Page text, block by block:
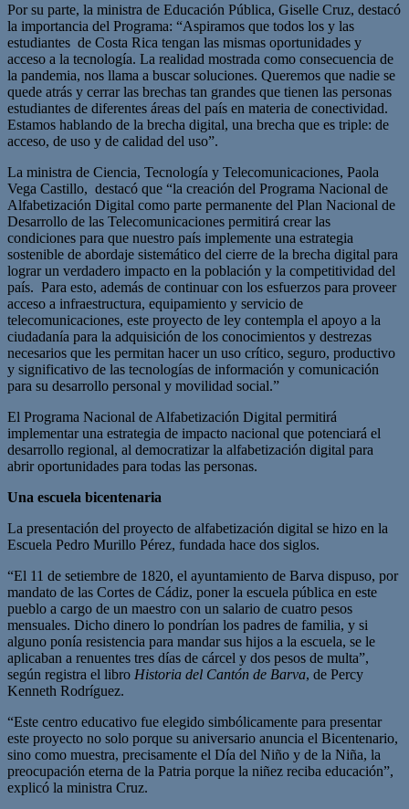
Por su parte, la ministra de Educación Pública, Giselle Cruz, destacó
la importancia del Programa: “Aspiramos que todos los y las
estudiantes de Costa Rica tengan las mismas oportunidades y
acceso a la tecnología. La realidad mostrada como consecuencia de
la pandemia, nos llama a buscar soluciones. Queremos que nadie se
quede atrás y cerrar las brechas tan grandes que tienen las personas
estudiantes de diferentes áreas del país en materia de conectividad.
Estamos hablando de la brecha digital, una brecha que es triple: de
acceso, de uso y de calidad del uso”.
La ministra de Ciencia, Tecnología y Telecomunicaciones, Paola
Vega Castillo, destacó que “la creación del Programa Nacional de
Alfabetización Digital como parte permanente del Plan Nacional de
Desarrollo de las Telecomunicaciones permitirá crear las
condiciones para que nuestro país implemente una estrategia
sostenible de abordaje sistemático del cierre de la brecha digital para
lograr un verdadero impacto en la población y la competitividad del
país. Para esto, además de continuar con los esfuerzos para proveer
acceso a infraestructura, equipamiento y servicio de
telecomunicaciones, este proyecto de ley contempla el apoyo a la
ciudadanía para la adquisición de los conocimientos y destrezas
necesarios que les permitan hacer un uso crítico, seguro, productivo
y significativo de las tecnologías de información y comunicación
para su desarrollo personal y movilidad social.”
El Programa Nacional de Alfabetización Digital permitirá
implementar una estrategia de impacto nacional que potenciará el
desarrollo regional, al democratizar la alfabetización digital para
abrir oportunidades para todas las personas.
Una escuela bicentenaria
La presentación del proyecto de alfabetización digital se hizo en la
Escuela Pedro Murillo Pérez, fundada hace dos siglos.
“El 11 de setiembre de 1820, el ayuntamiento de Barva dispuso, por
mandato de las Cortes de Cádiz, poner la escuela pública en este
pueblo a cargo de un maestro con un salario de cuatro pesos
mensuales. Dicho dinero lo pondrían los padres de familia, y si
alguno ponía resistencia para mandar sus hijos a la escuela, se le
aplicaban a renuentes tres días de cárcel y dos pesos de multa”,
según registra el libro Historia del Cantón de Barva, de Percy
Kenneth Rodríguez.
“Este centro educativo fue elegido simbólicamente para presentar
este proyecto no solo porque su aniversario anuncia el Bicentenario,
sino como muestra, precisamente el Día del Niño y de la Niña, la
preocupación eterna de la Patria porque la niñez reciba educación”,
explicó la ministra Cruz.